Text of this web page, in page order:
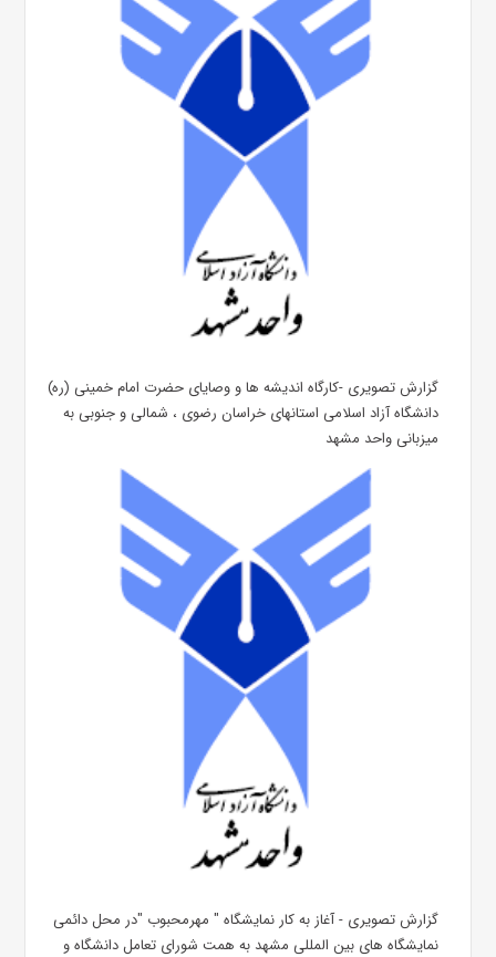
گزارش تصویری -کارگاه اندیشه ها و وصایای حضرت امام خمینی (ره)
دانشگاه آزاد اسلامی استانهای خراسان رضوی ، شمالی و جنوبی به
میزبانی واحد مشهد
گزارش تصویری - آغاز به کار نمایشگاه " مهرمحبوب "در محل دائمی
نمایشگاه های بین المللی مشهد به همت شورای تعامل دانشگاه و